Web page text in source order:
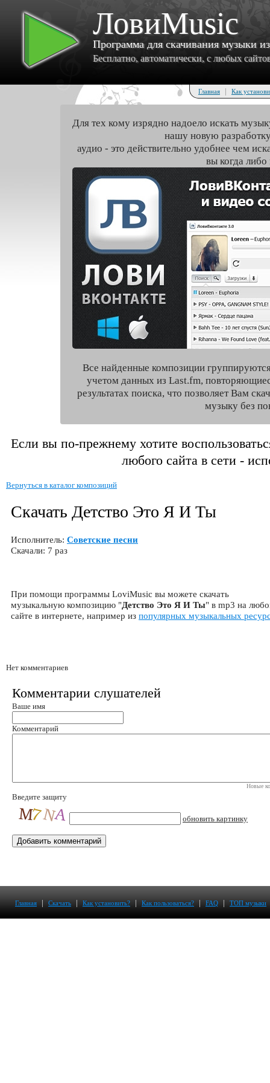
ЛовиMusic
Программа для скачивания музыки
Бесплатно, автоматически, с любых
Главная | Как
Для тех кому изрядно надоело искать
нашу новую
аудио - это действительно удобнее чем
вы когда либо
Все найденные композиции
учетом данных из Last.fm,
результатах поиска, что позволяет Вам
музыку без
Если вы по-прежнему хотите
любого сайта в сети -
Вернуться в каталог композиций
Скачать Детство Это Я И Ты
Исполнитель: Советские песни
Скачали: 7 раз
При помощи программы LoviMusic вы можете скачать
музыкальную композицию "Детство Это Я И Ты" в mp3 на
сайте в интернете, например из популярных музыкальных
Нет комментариев
Комментарии слушателей
Ваше имя
Комментарий
Новые
Введите защиту
обновить картинку
Главная | Скачать | Как установить? | Как пользоваться? | FAQ | ТОП музыки